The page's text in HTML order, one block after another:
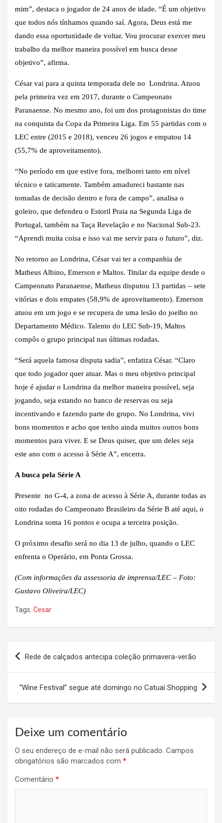
mim”, destaca o jogador de 24 anos de idade. “É um objetivo
que todos nós tínhamos quando saí. Agora, Deus está me
dando essa oportunidade de voltar. Vou procurar exercer meu
trabalho da melhor maneira possível em busca desse
objetivo”, afirma.
César vai para a quinta temporada dele no Londrina. Atuou
pela primeira vez em 2017, durante o Campeonato
Paranaense. No mesmo ano, foi um dos protagonistas do time
na conquista da Copa da Primeira Liga. Em 55 partidas com o
LEC entre (2015 e 2018), venceu 26 jogos e empatou 14
(55,7% de aproveitamento).
“No período em que estive fora, melhorei tanto em nível
técnico e taticamente. Também amadureci bastante nas
tomadas de decisão dentro e fora de campo”, analisa o
goleiro, que defendeu o Estoril Praia na Segunda Liga de
Portugal, também na Taça Revelação e no Nacional Sub-23.
“Aprendi muita coisa e isso vai me servir para o futuro”, diz.
No retorno ao Londrina, César vai ter a companhia de
Matheus Albino, Emerson e Maltos. Titular da equipe desde o
Campeonato Paranaense, Matheus disputou 13 partidas – sete
vitórias e dois empates (58,9% de aproveitamento). Emerson
atuou em um jogo e se recupera de uma lesão do joelho no
Departamento Médico. Talento do LEC Sub-19, Maltos
compôs o grupo principal nas últimas rodadas.
“Será aquela famosa disputa sadia”, enfatiza César. “Claro
que todo jogador quer atuar. Mas o meu objetivo principal
hoje é ajudar o Londrina da melhor maneira possível, seja
jogando, seja estando no banco de reservas ou seja
incentivando e fazendo parte do grupo. No Londrina, vivi
bons momentos e acho que tenho ainda muitos outros bons
momentos para viver. E se Deus quiser, que um deles seja
este ano com o acesso à Série A”, encerra.
A busca pela Série A
Presente no G-4, a zona de acesso à Série A, durante todas as
oito rodadas do Campeonato Brasileiro da Série B até aqui, o
Londrina soma 16 pontos e ocupa a terceira posição.
O próximo desafio será no dia 13 de julho, quando o LEC
enfrenta o Operário, em Ponta Grossa.
(Com informações da assessoria de imprensa/LEC – Foto:
Gustavo Oliveira/LEC)
Tags: Cesar
Rede de calçados antecipa coleção primavera-verão
“Wine Festival” segue até domingo no Catuaí Shopping
Deixe um comentário
O seu endereço de e-mail não será publicado. Campos
obrigatórios são marcados com *
Comentário *